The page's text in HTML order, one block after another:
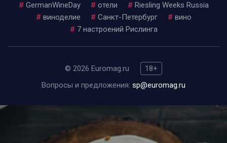
# GermanWineDay # отели # Riesling Weeks Russia
# виноделие # Санкт-Петербург # вино
# 7 настроений Рислинга
© 2026 Euromag.ru
18+
Вопросы и предложения: sp@euromag.ru